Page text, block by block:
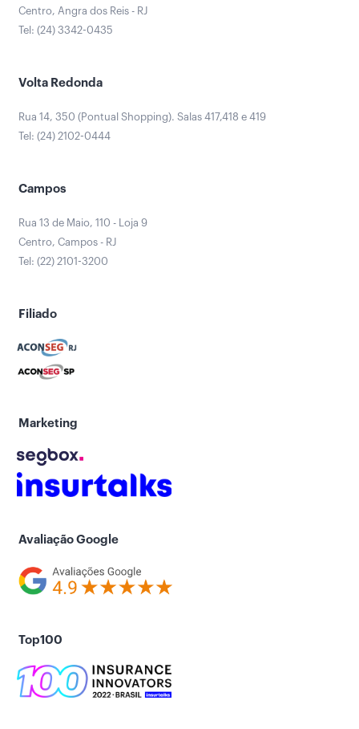
Centro, Angra dos Reis - RJ
Tel: (24) 3342-0435
Volta Redonda
Rua 14, 350 (Pontual Shopping). Salas 417,418 e 419
Tel: (24) 2102-0444
Campos
Rua 13 de Maio, 110 - Loja 9
Centro, Campos - RJ
Tel: (22) 2101-3200
Filiado
Marketing
Avaliação Google
Top100